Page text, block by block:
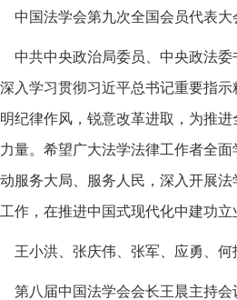
中国法学会第九次全国会员代表大
中共中央政治局委员、中央政法
入学习贯彻习近平总书记重要指
纪律作风，锐意改革进取，为推
量。希望广大法学法律工作者全
服务大局、服务人民，深入开展
作，在推进中国式现代化中建功立
王小洪、张庆伟、张军、应勇、何
第八届中国法学会会长王晨主持会